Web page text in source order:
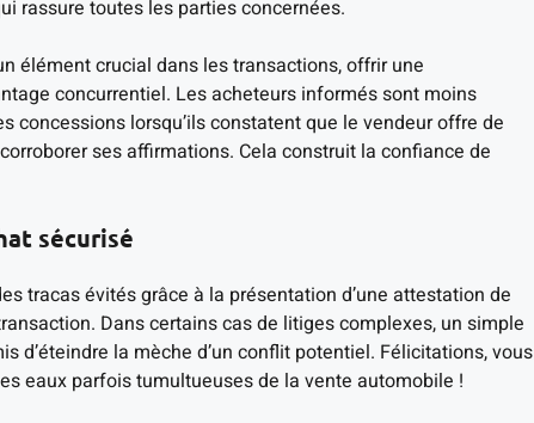
rassure toutes les parties concernées.
élément crucial dans les transactions, offrir une
concurrentiel. Les acheteurs informés sont moins
concessions lorsqu’ils constatent que le vendeur offre de
ses affirmations. Cela construit la confiance de
sécurisé
tracas évités grâce à la présentation d’une attestation de
Dans certains cas de litiges complexes, un simple
d’éteindre la mèche d’un conflit potentiel. Félicitations, vous
eaux parfois tumultueuses de la vente automobile !